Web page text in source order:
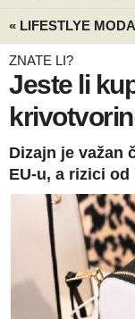
« LIFESTLYE
ZNATE LI?
Jeste li
Dizajn je važan
EU-u, a rizici